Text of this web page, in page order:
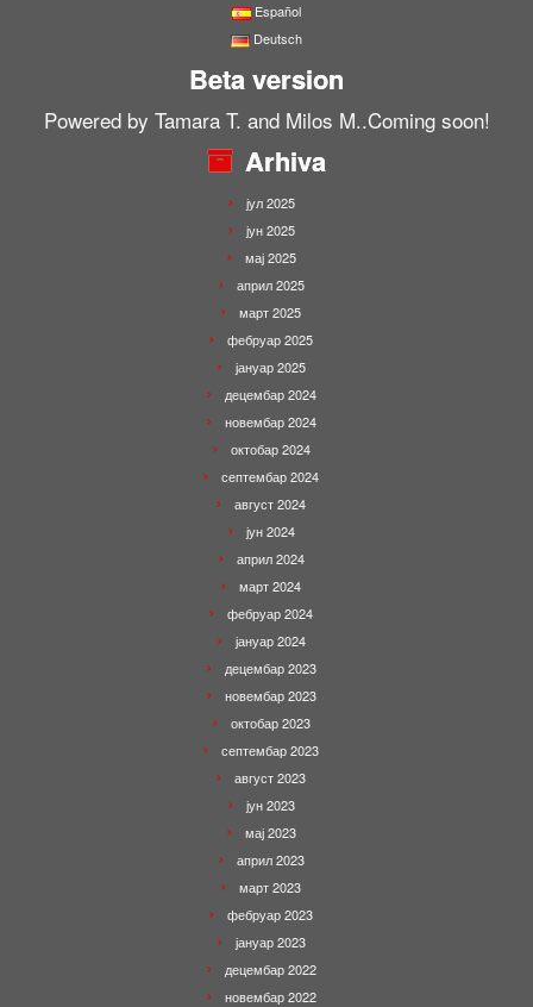
Español
Deutsch
Beta version
Powered by Tamara T. and Milos M..Coming soon!
Arhiva
јул 2025
јун 2025
мај 2025
април 2025
март 2025
фебруар 2025
јануар 2025
децембар 2024
новембар 2024
октобар 2024
септембар 2024
август 2024
јун 2024
април 2024
март 2024
фебруар 2024
јануар 2024
децембар 2023
новембар 2023
октобар 2023
септембар 2023
август 2023
јун 2023
мај 2023
април 2023
март 2023
фебруар 2023
јануар 2023
децембар 2022
новембар 2022